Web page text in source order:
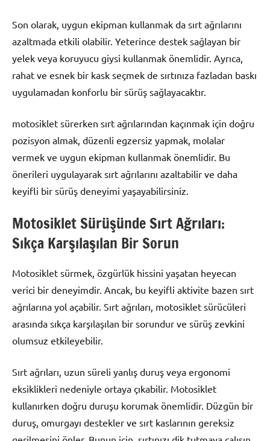
Son olarak, uygun ekipman kullanmak da sırt ağrılarını
azaltmada etkili olabilir. Yeterince destek sağlayan bir
yelek veya koruyucu giysi kullanmak önemlidir. Ayrıca,
rahat ve esnek bir kask seçmek de sırtınıza fazladan baskı
uygulamadan konforlu bir sürüş sağlayacaktır.
motosiklet sürerken sırt ağrılarından kaçınmak için doğru
pozisyon almak, düzenli egzersiz yapmak, molalar
vermek ve uygun ekipman kullanmak önemlidir. Bu
önerileri uygulayarak sırt ağrılarını azaltabilir ve daha
keyifli bir sürüş deneyimi yaşayabilirsiniz.
Motosiklet Sürüşünde Sırt Ağrıları:
Sıkça Karşılaşılan Bir Sorun
Motosiklet sürmek, özgürlük hissini yaşatan heyecan
verici bir deneyimdir. Ancak, bu keyifli aktivite bazen sırt
ağrılarına yol açabilir. Sırt ağrıları, motosiklet sürücüleri
arasında sıkça karşılaşılan bir sorundur ve sürüş zevkini
olumsuz etkileyebilir.
Sırt ağrıları, uzun süreli yanlış duruş veya ergonomi
eksiklikleri nedeniyle ortaya çıkabilir. Motosiklet
kullanırken doğru duruşu korumak önemlidir. Düzgün bir
duruş, omurgayı destekler ve sırt kaslarının gereksiz